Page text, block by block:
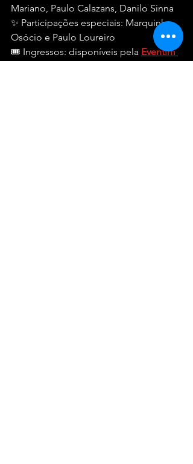
Mariano, Paulo Calazans, Danilo Sinna
✨ Participações especiais: Marquinho
Osócio e Paulo Loureiro
🎟️ Ingressos: disponíveis pela Eventim